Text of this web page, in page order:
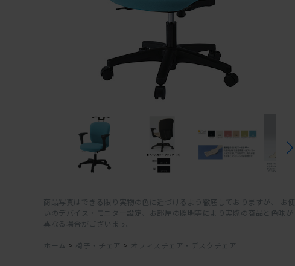
商品写真はできる限り実物の色に近づけるよう徹底しておりますが、 お使
いのデバイス・モニター設定、お部屋の照明等により実際の商品と色味が
異なる場合がございます。
ホーム > 椅子・チェア > オフィスチェア・デスクチェア